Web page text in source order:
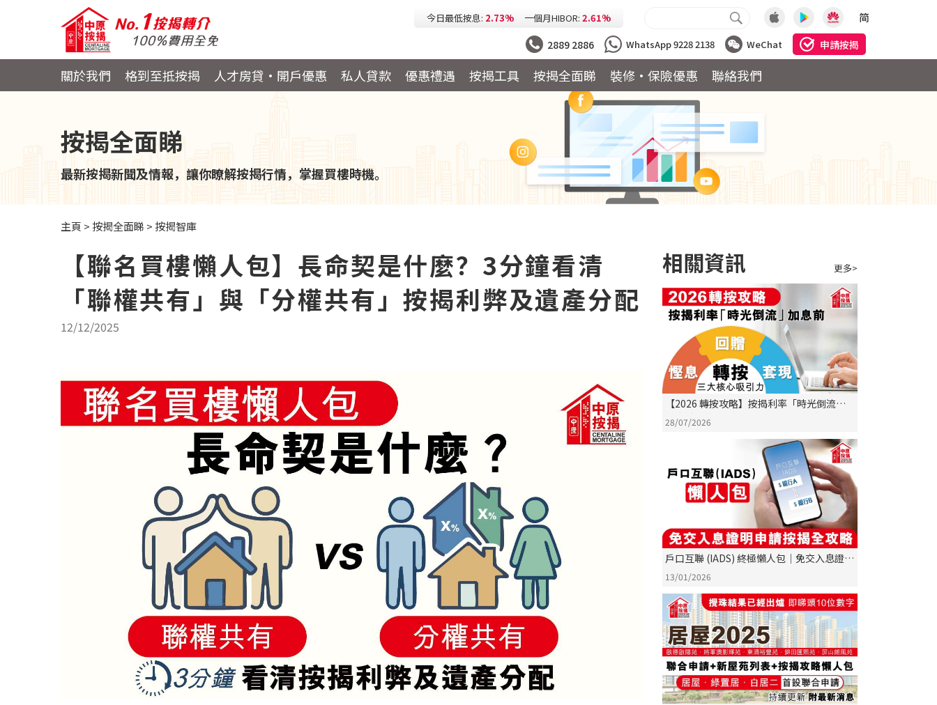
今日最低按息: 2.73% 一個月HIBOR: 2.61%
今日最低H按: 3.25%
简
2889 2886 WhatsApp 9228 2138 WeChat 申請按揭
關於我們 格到至抵按揭 人才房貸・開戶優惠 私人貸款 優惠禮遇 按揭工具 按揭全面睇 裝修·保險優惠 聯絡我們
按揭全面睇
最新按揭新聞及情報，讓你瞭解按揭行情，掌握買樓時機。
主頁 >按揭全面睇 >按揭智庫
【聯名買樓懶人包】長命契是什麼？3分鐘看清
「聯權共有」與「分權共有」按揭利弊及遺產分配
12/12/2025
相關資訊 更多>
【2026 轉按攻略】按揭利率「時光倒流」
加息前？轉按三大核心吸引力：慳息、回
贈、套現全解析
28/07/2026
戶口互聯 (IADS) 終極懶人包｜免交入息證明
申請按揭全攻略
13/01/2026